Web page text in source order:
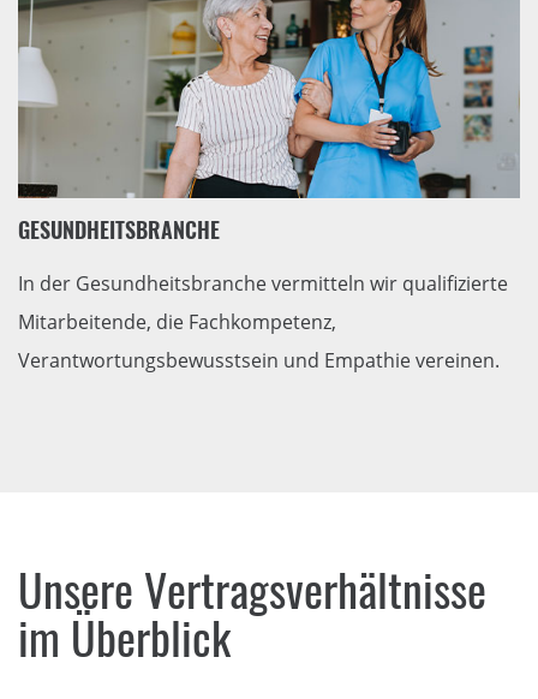
GESUNDHEITSBRANCHE
In der Gesundheitsbranche vermitteln wir qualifizierte
Mitarbeitende, die Fachkompetenz,
Verantwortungsbewusstsein und Empathie vereinen.
Unsere Vertragsverhältnisse
im Überblick